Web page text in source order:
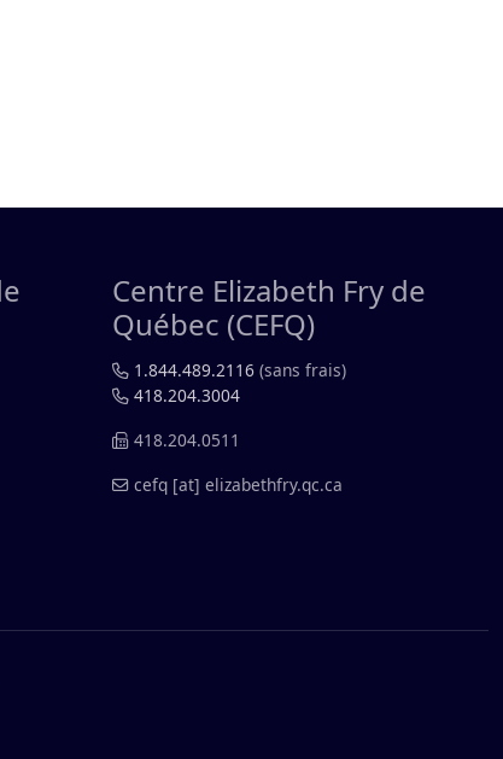
Centre Elizabeth Fry de
Québec (CEFQ)
1.844.489.2116 (sans frais)
418.204.3004
418.204.0511
cefq [at] elizabethfry.qc.ca